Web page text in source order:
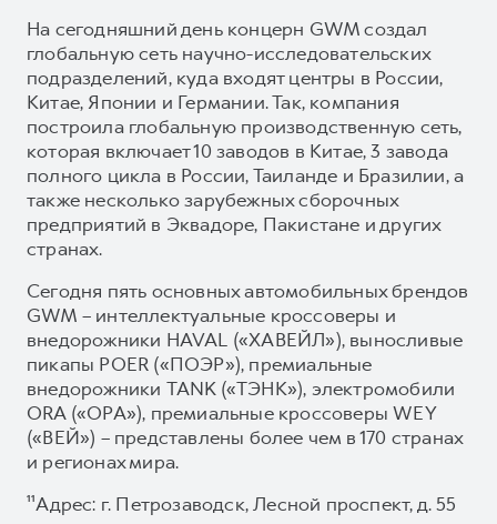
На сегодняшний день концерн GWM создал
глобальную сеть научно-исследовательских
подразделений, куда входят центры в России,
Китае, Японии и Германии. Так, компания
построила глобальную производственную сеть,
которая включает 10 заводов в Китае, 3 завода
полного цикла в России, Таиланде и Бразилии, а
также несколько зарубежных сборочных
предприятий в Эквадоре, Пакистане и других
странах.
Сегодня пять основных автомобильных брендов
GWM – интеллектуальные кроссоверы и
внедорожники HAVAL («ХАВЕЙЛ»), выносливые
пикапы POER («ПОЭР»), премиальные
внедорожники TANK («ТЭНК»), электромобили
ORA («ОРА»), премиальные кроссоверы WEY
(«ВЕЙ») – представлены более чем в 170 странах
и регионах мира.
¹¹Адрес: г. Петрозаводск, Лесной проспект, д. 55